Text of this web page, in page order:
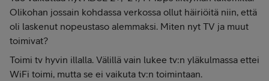
Olikohan jossain kohdassa verkossa ollut häiriöitä niin, että
oli laskenut nopeustaso alemmaksi. Miten nyt TV ja muut
toimivat?
Toimi tv hyvin illalla. Välillä vain lukee tv:n yläkulmassa ettei
WiFi toimi, mutta se ei vaikuta tv:n toimintaan.